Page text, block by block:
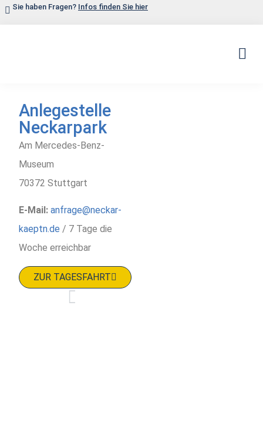
Sie haben Fragen? Infos finden Sie hier
Anlegestelle
Neckarpark
Am Mercedes-Benz-
Museum
70372 Stuttgart
E-Mail: anfrage@neckar-
kaeptn.de / 7 Tage die
Woche erreichbar
ZUR TAGESFAHRT